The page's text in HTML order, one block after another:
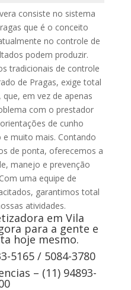
consiste no sistema
que é o conceito
no controle de
podem produzir.
tradicionais de controle
de Pragas, exige total
em vez de apenas
com o prestador
de cunho
muito mais. Contando
de ponta, oferecemos a
manejo e prevenção
uma equipe de
garantimos total
atividades.
em Vila
para a gente e
hoje mesmo.
5165 / 5084-3780
– (11) 94893-